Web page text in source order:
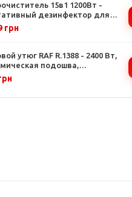
15в1 1200Вт -
дезинфектор для
15 насадок, быстрый нагрев
грн
утюг RAF R.1388 - 2400 Вт,
подошва,
отпарка, резервуар